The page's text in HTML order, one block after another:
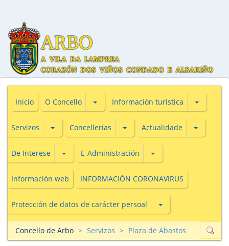
Inicio O Concello Subsecciones de O Concello
Información turìstica
Servizos Subsecciones de Servizos
Concellerías Subsecciones de Concellerías
Actualidade
De Interese Subsecciones de De Interese
E-Administración Subsecciones de E-
Información web INFORMACIÓN CORONAVIRUS
Protección de datos de carácter persoal Subsecciones de
Concello de Arbo Servizos Plaza de Abastos